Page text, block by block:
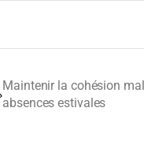
›
Maintenir la cohésion
absences estivales